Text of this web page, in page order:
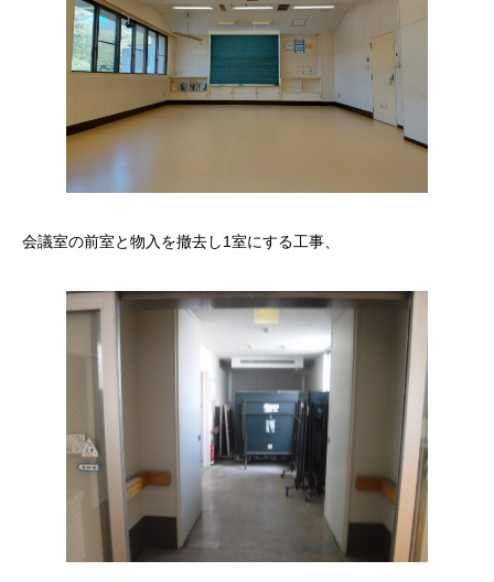
会議室の前室と物入を撤去し1室にする工事、